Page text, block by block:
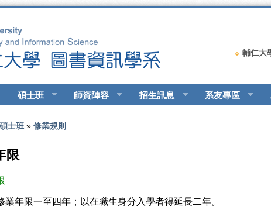
輔仁大
碩士班 師資陣容 招生訊息 系友專區
裡
碩士班 »修業規則
限
業年限一至四年；以在職生身分入學者得延長二年。